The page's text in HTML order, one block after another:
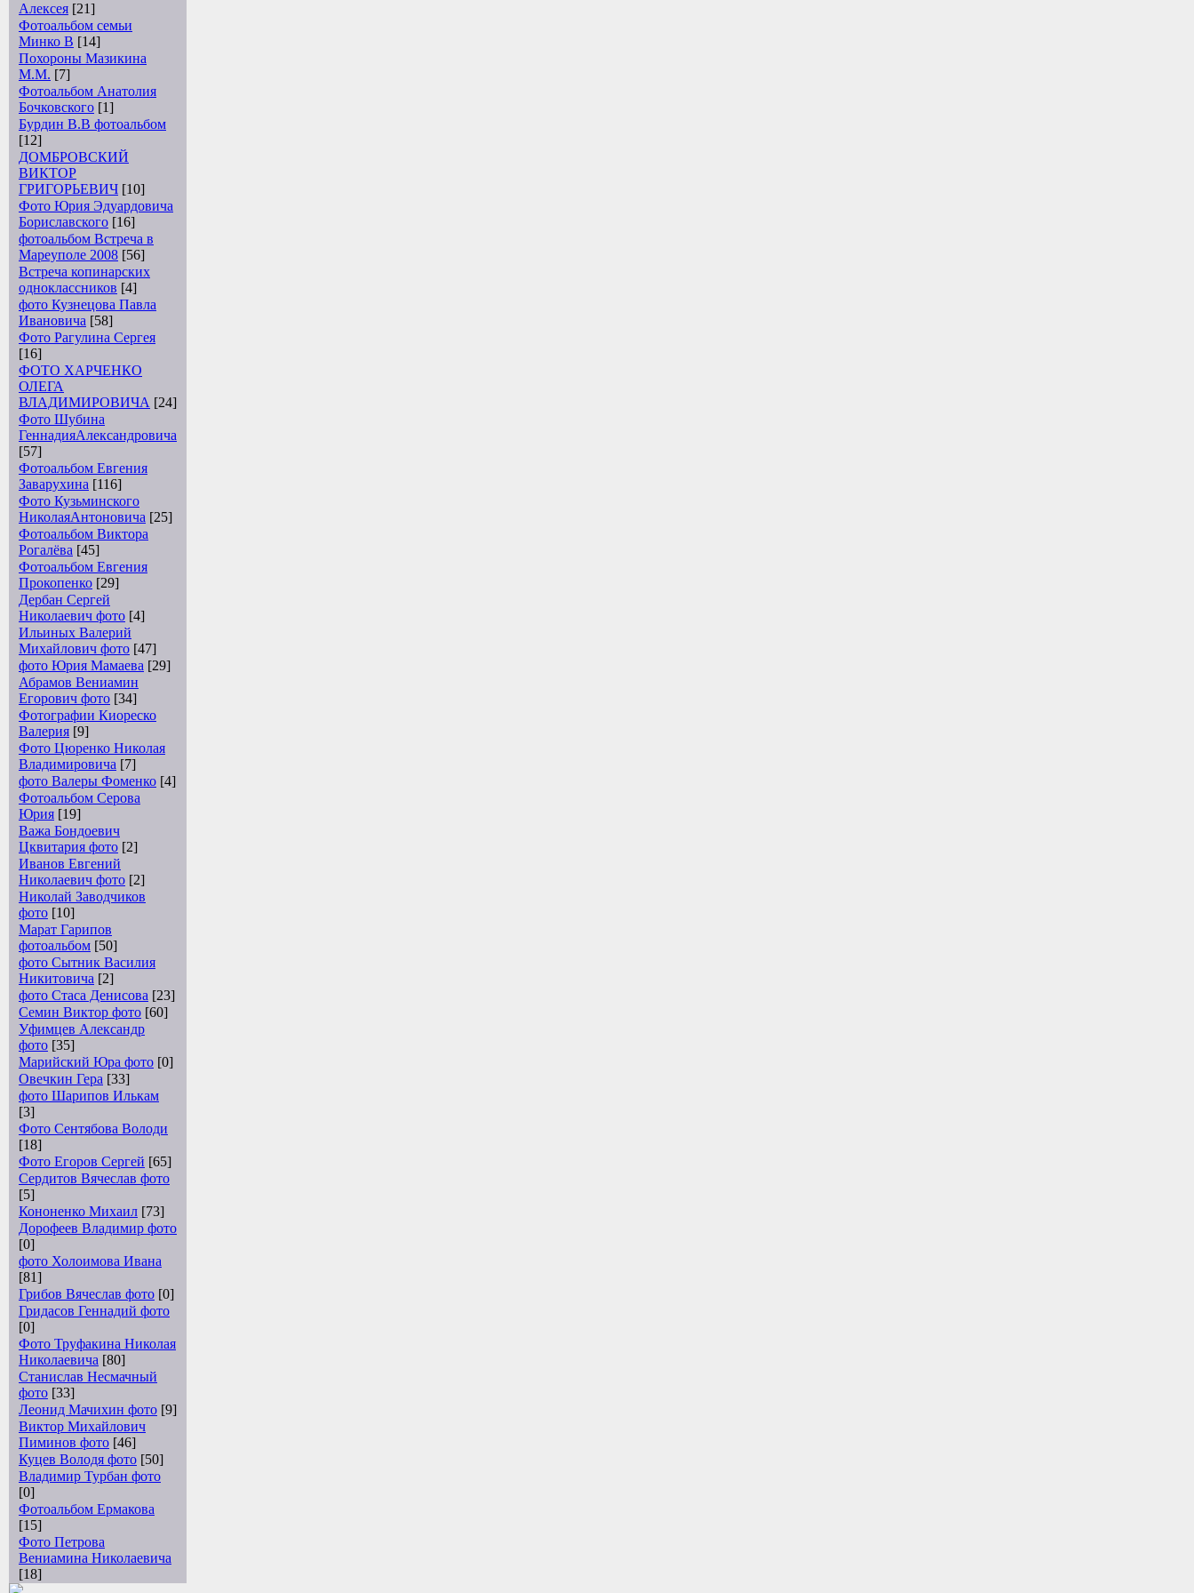
Алексея [21]
Фотоальбом семьи
Минко В [14]
Похороны Мазикина
М.М. [7]
Фотоальбом Анатолия
Бочковского [1]
Бурдин В.В фотоальбом
[12]
ДОМБРОВСКИЙ
ВИКТОР
ГРИГОРЬЕВИЧ [10]
Фото Юрия Эдуардовича
Бориславского [16]
фотоальбом Встреча в
Мареуполе 2008 [56]
Встреча копинарских
одноклассников [4]
фото Кузнецова Павла
Ивановича [58]
Фото Рагулина Сергея
[16]
ФОТО ХАРЧЕНКО
ОЛЕГА
ВЛАДИМИРОВИЧА [24]
Фото Шубина
ГеннадияАлександровича
[57]
Фотоальбом Евгения
Заварухина [116]
Фото Кузьминского
НиколаяАнтоновича [25]
Фотоальбом Виктора
Рогалёва [45]
Фотоальбом Евгения
Прокопенко [29]
Дербан Сергей
Николаевич фото [4]
Ильиных Валерий
Михайлович фото [47]
фото Юрия Мамаева [29]
Абрамов Вениамин
Егорович фото [34]
Фотографии Киореско
Валерия [9]
Фото Цюренко Николая
Владимировича [7]
фото Валеры Фоменко [4]
Фотоальбом Серова
Юрия [19]
Важа Бондоевич
Цквитария фото [2]
Иванов Евгений
Николаевич фото [2]
Николай Заводчиков
фото [10]
Марат Гарипов
фотоальбом [50]
фото Сытник Василия
Никитовича [2]
фото Стаса Денисова [23]
Семин Виктор фото [60]
Уфимцев Александр
фото [35]
Марийский Юра фото [0]
Овечкин Гера [33]
фото Шарипов Илькам
[3]
Фото Сентябова Володи
[18]
Фото Егоров Сергей [65]
Сердитов Вячеслав фото
[5]
Кононенко Михаил [73]
Дорофеев Владимир фото
[0]
фото Холоимова Ивана
[81]
Грибов Вячеслав фото [0]
Гридасов Геннадий фото
[0]
Фото Труфакина Николая
Николаевича [80]
Станислав Несмачный
фото [33]
Леонид Мачихин фото [9]
Виктор Михайлович
Пиминов фото [46]
Куцев Володя фото [50]
Владимир Турбан фото
[0]
Фотоальбом Ермакова
[15]
Фото Петрова
Вениамина Николаевича
[18]